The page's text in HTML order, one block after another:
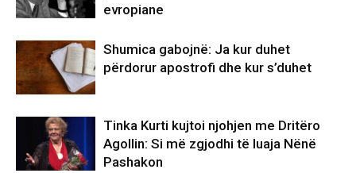
evropiane
Shumica gabojnë: Ja kur duhet
përdorur apostrofi dhe kur s’duhet
Tinka Kurti kujtoi njohjen me Dritëro
Agollin: Si më zgjodhi të luaja Nënë
Pashakon